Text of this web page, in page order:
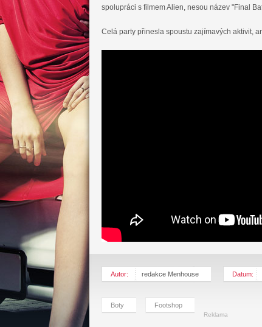
spolupráci s filmem Alien, nesou název "Final
Celá party přinesla spoustu zajímavých aktivit,
Autor: redakce Menhouse Datum:
Boty Footshop
Reklama